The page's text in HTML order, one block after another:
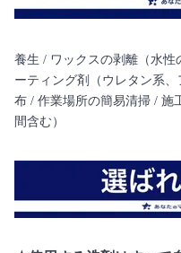
養生 / ワックスの剥離（水性
ーティング剤（ウレタン系
布 / 作業場所の簡易清掃 / 施
間含む）